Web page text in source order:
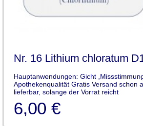
Nr. 16 Lithium chloratum
Hauptanwendungen: Gicht
Apothekenqualität Gratis Versand schon
lieferbar, solange der Vorrat reicht
6,00 €